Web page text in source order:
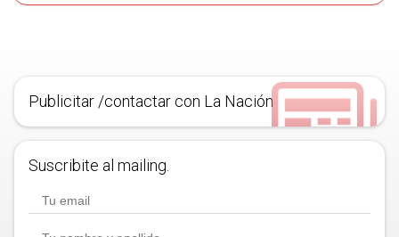
Publicitar /contactar con La Nación
Suscribite al mailing.